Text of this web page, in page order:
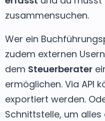
zusammensuchen.
Wer ein
zudem externen
dem Steuerberater
ermöglichen. Via API
exportiert werden.
Schnittstelle, um